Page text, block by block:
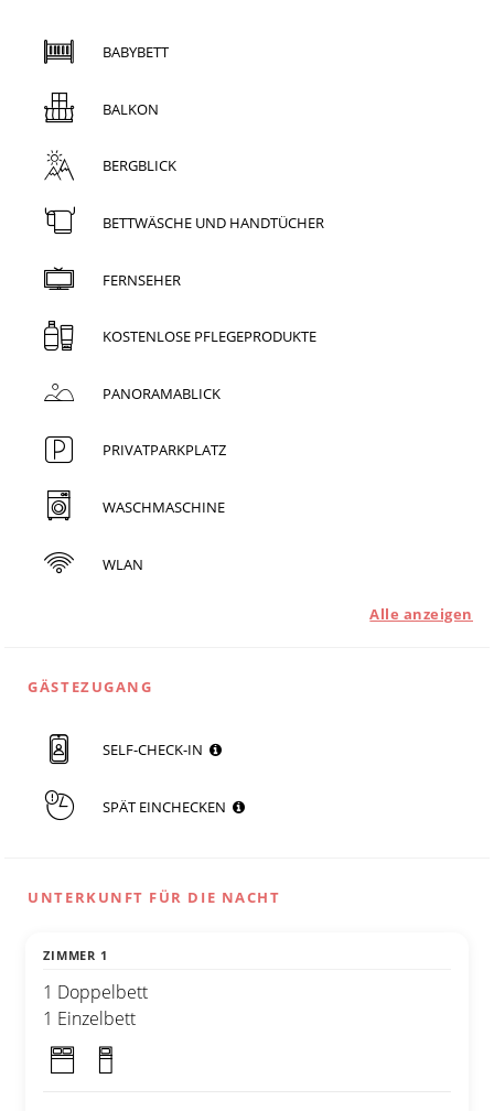
BABYBETT
BALKON
BERGBLICK
BETTWÄSCHE UND HANDTÜCHER
FERNSEHER
KOSTENLOSE PFLEGEPRODUKTE
PANORAMABLICK
PRIVATPARKPLATZ
WASCHMASCHINE
WLAN
Alle anzeigen
GÄSTEZUGANG
SELF-CHECK-IN
SPÄT EINCHECKEN
UNTERKUNFT FÜR DIE NACHT
ZIMMER 1
1 Doppelbett
1 Einzelbett